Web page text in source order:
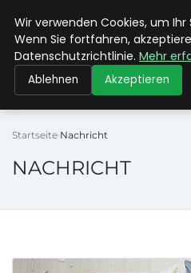
MAX
Startseite Nachricht
NACHRICHT
Wir verwenden Cookies, um
Wenn Sie fortfahren,
Datenschutzrichtlinie. Mehr
Ablehnen Akzeptieren